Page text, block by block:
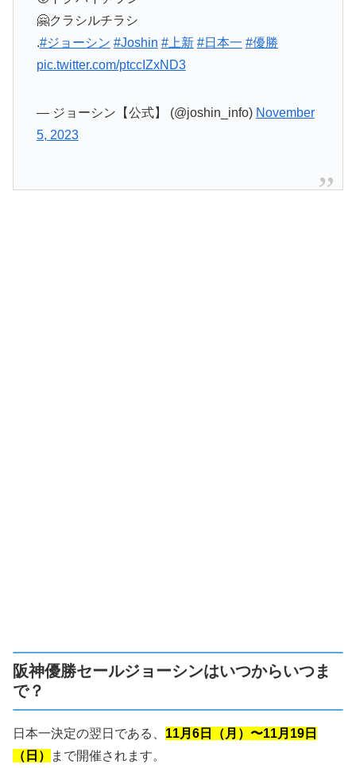
🤗クラシルチラシ
.#ジョーシン #Joshin #上新 #日本一 #優勝
pic.twitter.com/ptccIZxND3
— ジョーシン【公式】 (@joshin_info) November
5, 2023
阪神優勝セールジョーシンはいつからいつま
で？
日本一決定の翌日である、 11月6日（月）〜11月19日
（日）
まで開催されます。